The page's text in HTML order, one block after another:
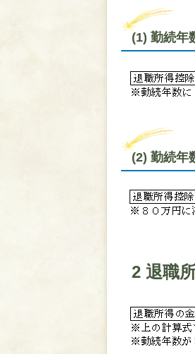
(1) 勤続年
(2) 勤続年
2 退職